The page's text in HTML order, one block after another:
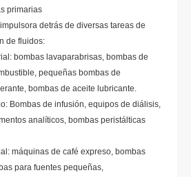
primarias
detrás de diversas tareas de
de fluidos:
bombas lavaparabrisas, bombas de
pequeñas bombas de
bombas de aceite lubricante.
Bombas de infusión, equipos de diálisis,
analíticos, bombas peristálticas
máquinas de café expreso, bombas
para fuentes pequeñas,